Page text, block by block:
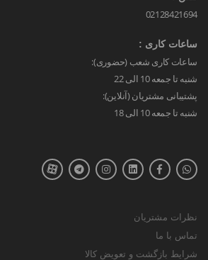
02128421694
ساعات کاری :
ساعات کاری شعب (حضوری):
شنبه تا جمعه 10 الی 22
پشتیبانی مشتریان (آنلاین):
شنبه تا جمعه 10 الی 18
نظرات مشتریان
تماس با ما
شرایط بازگشت و تعویض کالا